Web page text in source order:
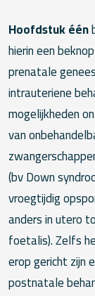
Hoofdstuk één
hierin een
prenatale
intrauteriene
mogelijkheden
van
(bv Down
vroegtijdig
anders in utero
foetalis). Zelfs
erop gericht zijn
postnatale